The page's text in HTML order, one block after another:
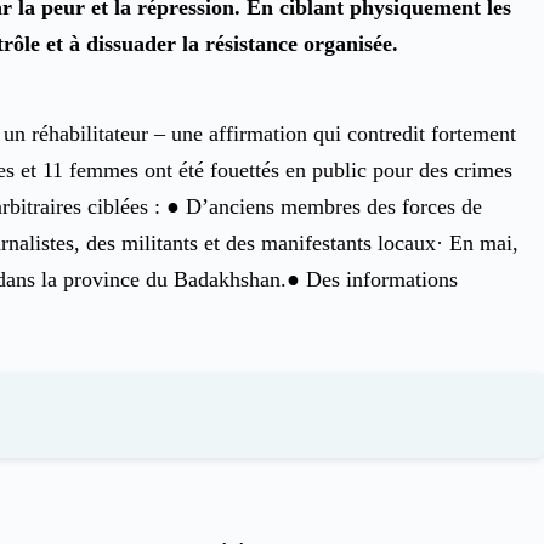
la peur et la répression. En ciblant physiquement les
et à dissuader la résistance organisée.
réhabilitateur – une affirmation qui contredit fortement
et 11 femmes ont été fouettés en public pour des crimes
ciblées : ● D’anciens membres des forces de
des militants et des manifestants locaux· En mai,
la province du Badakhshan.● Des informations